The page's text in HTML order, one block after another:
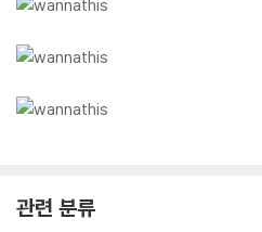
관련 분류